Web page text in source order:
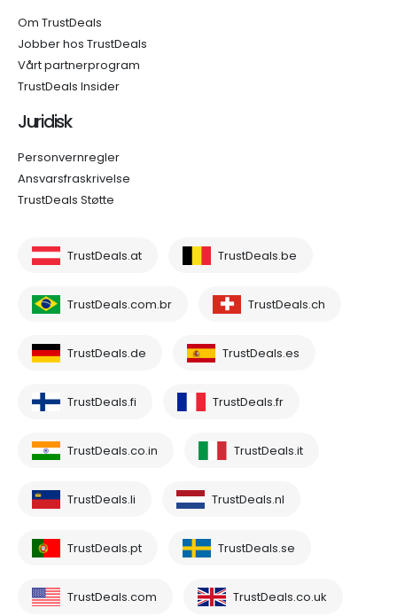
Om TrustDeals
Jobber hos TrustDeals
Vårt partnerprogram
TrustDeals Insider
Juridisk
Personvernregler
Ansvarsfraskrivelse
TrustDeals Støtte
TrustDeals.at TrustDeals.be
TrustDeals.com.br TrustDeals.ch
TrustDeals.de TrustDeals.es
TrustDeals.fi TrustDeals.fr
TrustDeals.co.in TrustDeals.it
TrustDeals.li TrustDeals.nl
TrustDeals.pt TrustDeals.se
TrustDeals.com TrustDeals.co.uk